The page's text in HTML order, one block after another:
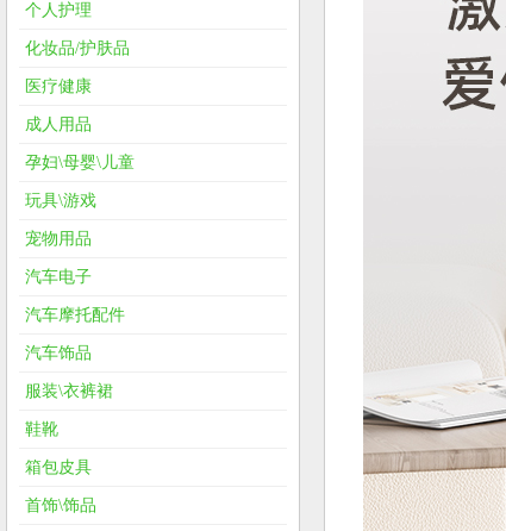
个人护理
化妆品/护肤品
医疗健康
成人用品
孕妇\母婴\儿童
玩具\游戏
宠物用品
汽车电子
汽车摩托配件
汽车饰品
服装\衣裤裙
鞋靴
箱包皮具
首饰\饰品